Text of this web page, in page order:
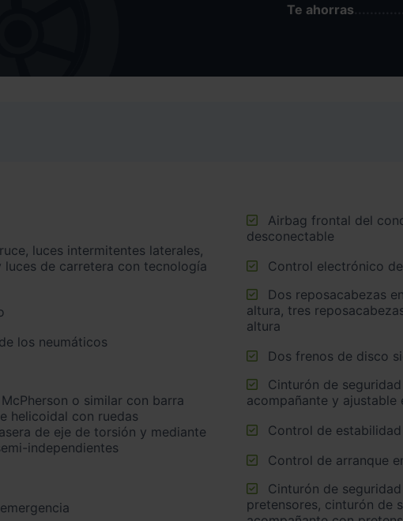
Te ahorras
luces de carretera con tecnología
los neumáticos
helicoidal con ruedas
de eje de torsión y mediante
independientes
desconectable
Control electrónico
altura, tres
altura
Dos frenos de disco
acompañante y ajustable
Control de estabilidad
Control de arranque
pretensores, cinturón de